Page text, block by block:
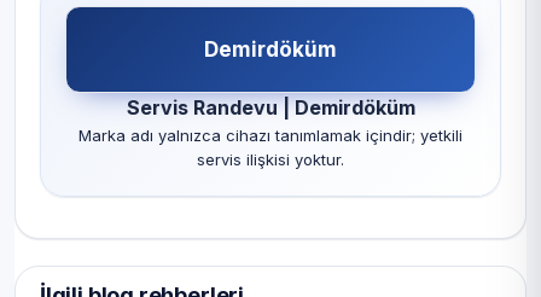
Demirdöküm
Servis Randevu | Demirdöküm
Marka adı yalnızca cihazı tanımlamak içindir; yetkili
servis ilişkisi yoktur.